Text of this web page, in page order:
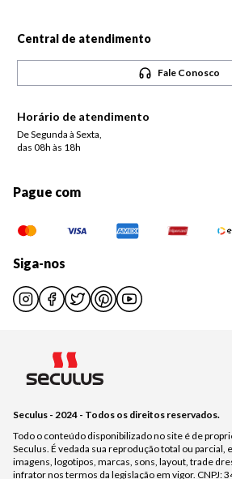
Central de atendimento
Fale Conosco
Horário de atendimento
De Segunda à Sexta,
das 08h às 18h
Pague com
Siga-nos
Seculus - 2024 - Todos os direitos reservados.
Todo o conteúdo disponibilizado no site é de
Seculus. É vedada sua reprodução total ou parcial,
imagens, logotipos, marcas, sons, layout, trade
infrator nos termos da legislação em vigor. CNPJ: